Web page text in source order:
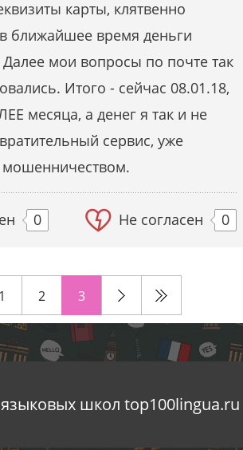
карты, клятвенно
ближайшее время деньги
Далее мои вопросы по почте так
Итого - сейчас 08.01.18,
месяца, а денег я так и не
сервис, уже
мошенничеством.
0 Не согласен 0
1 2 3
школ top100lingua.ru